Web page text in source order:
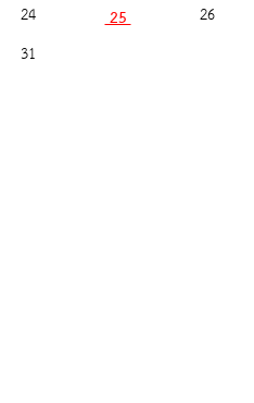
24
25
26
31